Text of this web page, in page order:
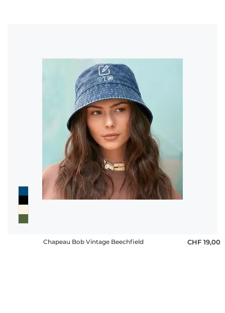
Chapeau Bob Vintage Beechfield CHF 19,00